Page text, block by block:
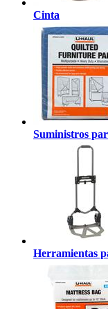
Cinta
Suministros
Herramientas